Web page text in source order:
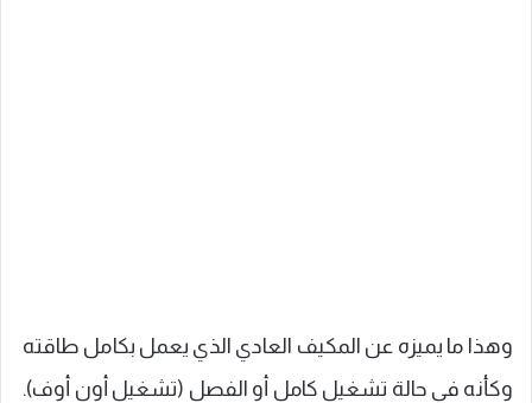
وهذا ما يميزه عن المكيف العادي الذي يعمل بكامل طاقته
وكأنه في حالة تشغيل كامل أو الفصل (تشغيل أون أوف).